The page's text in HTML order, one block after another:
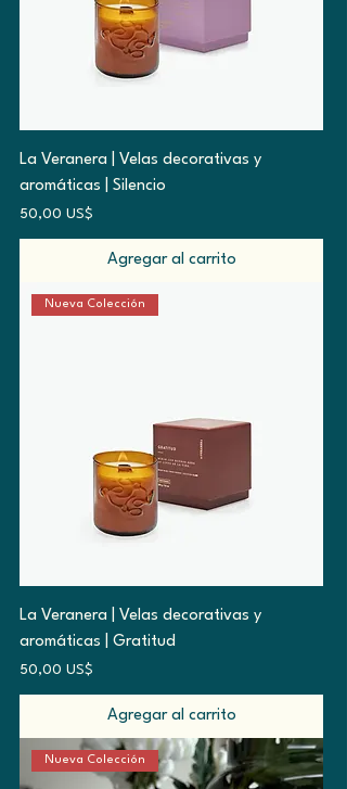
La Veranera | Velas decorativas y
aromáticas | Silencio
Precio
50,00 US$
Agregar al carrito
Nueva Colección
La Veranera | Velas decorativas y
aromáticas | Gratitud
Precio
50,00 US$
Agregar al carrito
Nueva Colección